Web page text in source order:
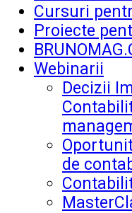
Cursuri
Proiecte
Webinarii
Decizii
de